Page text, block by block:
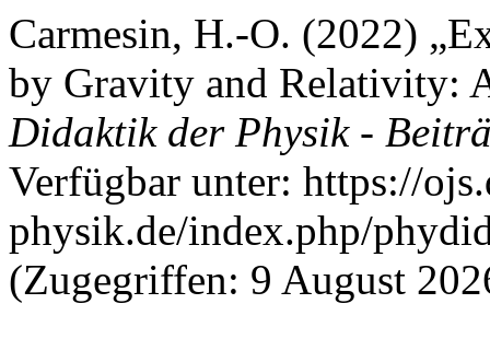
Carmesin, H.-O. (2022)
by Gravity and Relativity:
Didaktik der Physik -
Verfügbar unter: https://
physik.de/index.php/
(Zugegriffen: 9 August